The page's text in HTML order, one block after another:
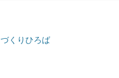
くりひろば